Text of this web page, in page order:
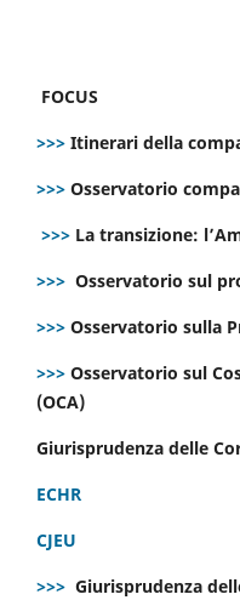
FOCUS
>>> Itinerari della
>>> Osservatorio
>>> La transizione:
>>> Osservatorio sul
>>> Osservatorio sulla
>>> Osservatorio sul
(OCA)
Giurisprudenza delle
ECHR
CJEU
>>> Giurisprudenza